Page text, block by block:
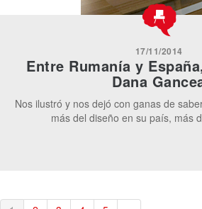
17/11/2014
Entre Rumanía y
Dana
Nos ilustró y nos dejó con ganas de
más del diseño en su país, más